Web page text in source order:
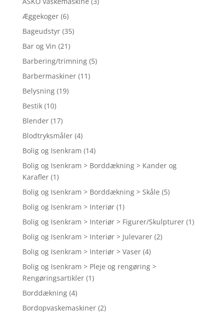
Æggekoger (6)
Bageudstyr (35)
Bar og Vin (21)
Barbering/trimning (5)
Barbermaskiner (11)
Belysning (19)
Bestik (10)
Blender (17)
Blodtryksmåler (4)
Bolig og Isenkram (14)
Bolig og Isenkram > Borddækning > Kander og
Karafler (1)
Bolig og Isenkram > Borddækning > Skåle (5)
Bolig og Isenkram > Interiør (1)
Bolig og Isenkram > Interiør > Figurer/Skulpturer (1)
Bolig og Isenkram > Interiør > Julevarer (2)
Bolig og Isenkram > Interiør > Vaser (4)
Bolig og Isenkram > Pleje og rengøring >
Rengøringsartikler (1)
Borddækning (4)
Bordopvaskemaskiner (2)